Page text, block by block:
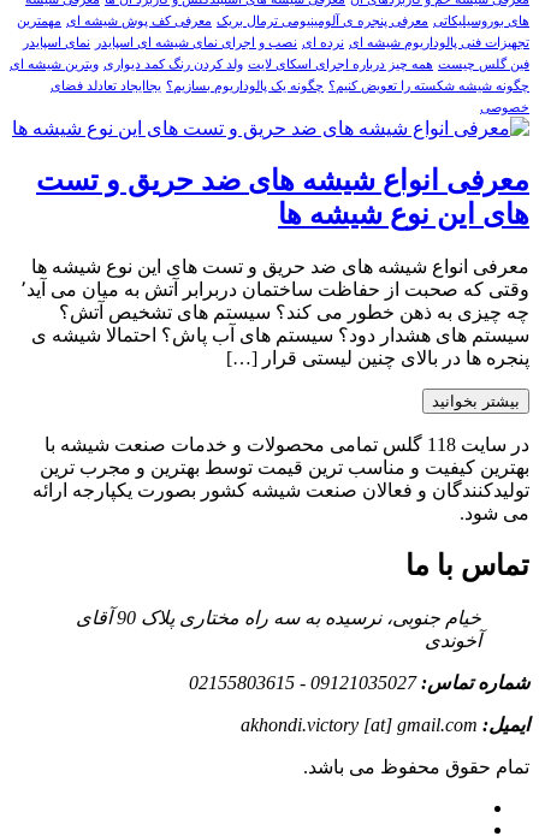
های بوروسیلیکاتی معرفی پنجره ی آلومینیومی ترمال بریک معرفی کف پوش شیشه ای مهمترین
تجهیزات فنی پالوداریوم شیشه ای نرده ای نصب و اجرای نمای شیشه ای اسپایدر
نمای اسپایدر
فین گلس چیست همه چیز درباره اجرای اسکای لایت ولد کردن رنگ کمد دیواری ویترین شیشه ای
چگونه شیشه شکسته را تعویض کنیم؟ چگونه یک پالوداریوم بسازیم؟ یجاایجاد تعادلد فضای
خصوصی
معرفی انواع شیشه های ضد حریق و تست
های این نوع شیشه ها
معرفی انواع شیشه های ضد حریق و تست های این نوع شیشه ها
وقتی که صحبت از حفاظت ساختمان دربرابر آتش به میان می آید٬
چه چیزی به ذهن خطور می کند؟ سیستم های تشخیص آتش؟
سیستم های هشدار دود؟ سیستم های آب پاش؟ احتمالا شیشه ی
پنجره ها در بالای چنین لیستی قرار […]
بیشتر بخوانید
در سایت 118 گلس تمامی محصولات و خدمات صنعت شیشه با
بهترین کیفیت و مناسب ترین قیمت توسط بهترین و مجرب ترین
تولیدکنندگان و فعالان صنعت شیشه کشور بصورت یکپارجه ارائه
می شود.
تماس با ما
خیام جنوبی، نرسیده به سه راه مختاری پلاک 90 آقای
آخوندی
شماره تماس:09121035027 - 02155803615
ایمیل: akhondi.victory [at] gmail.com
تمام حقوق محفوظ می باشد.